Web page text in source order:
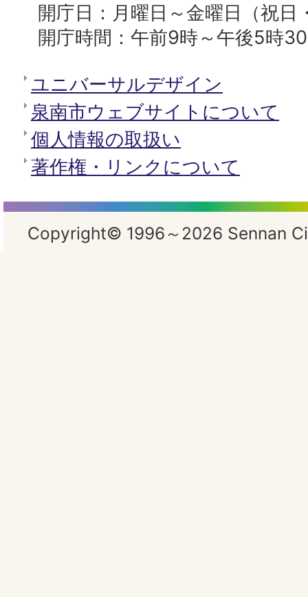
開庁日：月曜日～金曜日（祝日
開庁時間：午前9時～午後5時
ユニバーサルデザイン
泉南市ウェブサイトについて
個人情報の取扱い
著作権・リンクについて
Copyright© 1996～2026 Sennan